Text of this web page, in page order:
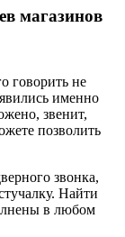
магазинов
говорить не
именно
звенит,
позволить
звонка,
Найти
в любом